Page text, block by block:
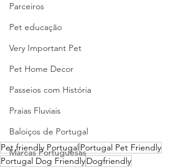
Parceiros
Pet educação
Very Important Pet
Pet Home Decor
Passeios com História
Praias Fluviais
Baloiços de Portugal
Marcas Portuguesas
Pet friendly PortugalPortugal Pet Friendly
Portugal Dog FriendlyDogfriendly